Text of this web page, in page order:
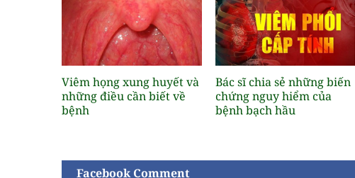
Viêm họng xung huyết và
những điều cần biết về
bệnh
Bác sĩ chia sẻ những biến
chứng nguy hiểm của
bệnh bạch hầu
Facebook Comment